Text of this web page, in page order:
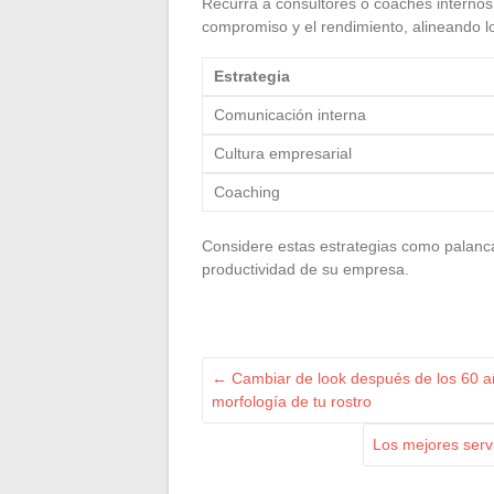
compromiso y el rendimiento, alineando
Estrategia
Comunicación interna
Cultura empresarial
Coaching
Considere estas estrategias como
productividad de su empresa.
← Cambiar de look después de los 60
morfología de tu rostro
Los mejores